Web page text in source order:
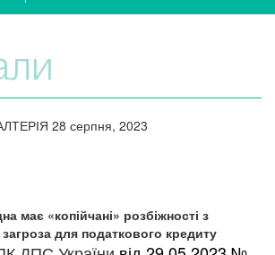
28 серпня, 2023
має «копійчані» розбіжності з
для податкового кредиту